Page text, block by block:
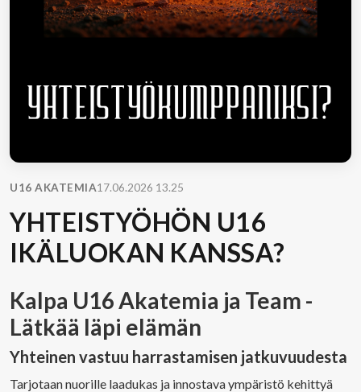
U16 AKATEMIA17.06.2026 13.25
YHTEISTYÖHÖN U16
IKÄLUOKAN KANSSA?
Kalpa U16 Akatemia ja Team -
Lätkää läpi elämän
Yhteinen vastuu harrastamisen jatkuvuudesta
Tarjotaan nuorille laadukas ja innostava ympäristö kehittyä